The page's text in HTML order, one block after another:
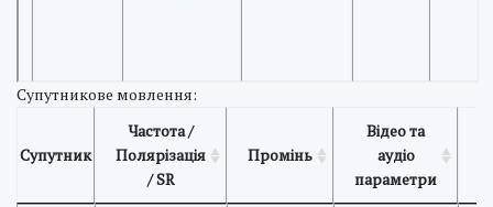
Супутникове мовлення:
Супутник
Частота /
Полярізація
/ SR
Промінь
Відео та
аудіо
параметри